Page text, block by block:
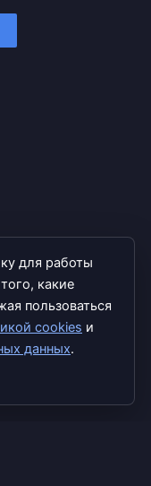
для работы
какие
пользоваться
cookies и
данных.